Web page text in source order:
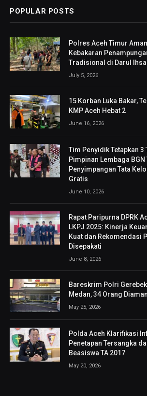
POPULAR POSTS
Polres Aceh Timur
Kebakaran
Tradisional di Darul
July 5, 2026
15 Korban Luka Bakar,
KMP Aceh Hebat 2
June 16, 2026
Tim Penyidik Tetapkan 3
Pimpinan Lembaga BGN
Penyimpangan Tata
Gratis
June 10, 2026
Rapat Paripurna DPRK
LKPJ 2025: Kinerja
Kuat dan Rekomendasi
Disepakati
June 8, 2026
Bareskrim Polri
Medan, 34 Orang
May 25, 2026
Polda Aceh Klarifikasi
Penetapan Tersangka
Beasiswa TA 2017
May 20, 2026